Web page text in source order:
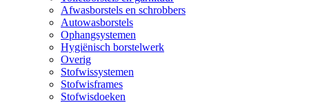
Afwasborstels en schrobbers
Autowasborstels
Ophangsystemen
Hygiënisch borstelwerk
Overig
Stofwissystemen
Stofwisframes
Stofwisdoeken